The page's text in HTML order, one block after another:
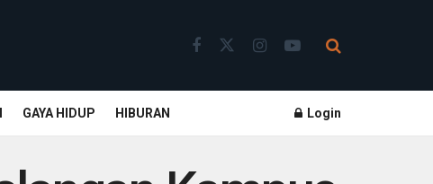
GAYA HIDUP HIBURAN Login